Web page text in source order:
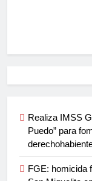
Realiza IMSS
Puedo” para
FGE: homicida